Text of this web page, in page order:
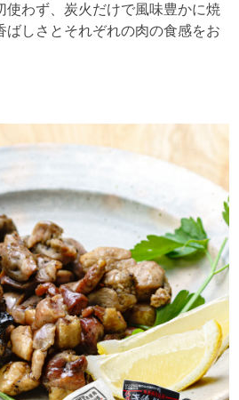
使わず、炭火だけで風味豊かに焼
ばしさとそれぞれの肉の食感をお